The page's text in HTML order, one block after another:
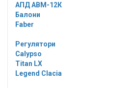
АПД АВМ-12К
Балони
Faber
Регулятори
Calypso
Titan LX
Legend Clacia